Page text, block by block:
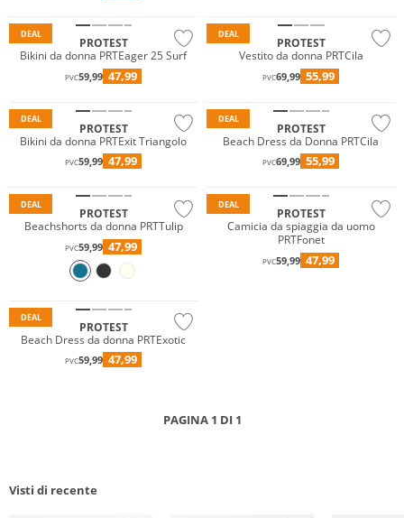
DEAL
PROTEST
Bikini da donna PRTEager 25 Surf
PVC59,99 47,99
DEAL
PROTEST
Vestito da donna PRTCila
PVC69,99 55,99
DEAL
PROTEST
Bikini da donna PRTExit Triangolo
PVC59,99 47,99
DEAL
PROTEST
Beach Dress da Donna PRTCila
PVC69,99 55,99
DEAL
PROTEST
Beachshorts da donna PRTTulip
PVC59,99 47,99
DEAL
PROTEST
Camicia da spiaggia da uomo
PRTFonet
PVC59,99 47,99
DEAL
PROTEST
Beach Dress da donna PRTExotic
PVC59,99 47,99
PAGINA 1 DI 1
Visti di recente